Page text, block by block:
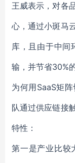
王威表示，对各
心，通过小斑马
库，且由于中间
输，并节省30%
为何用SaaS矩
队通过供应链接
特性：
第一是产业比较